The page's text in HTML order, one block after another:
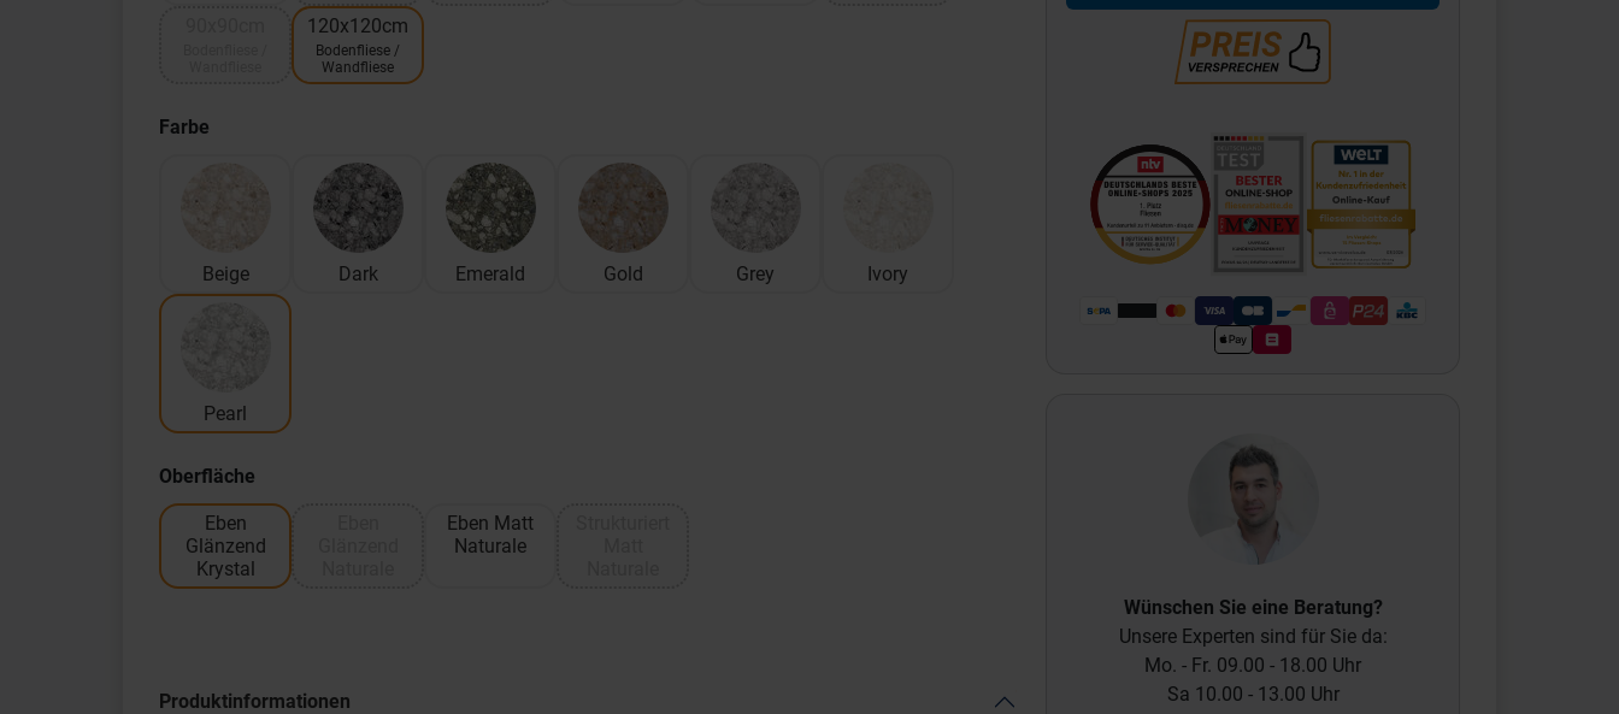
120x120cm
Bodenfliese /
Wandfliese
Farbe
Beige Dark Emerald Gold Grey Ivory
Pearl
Oberfläche
Eben
Glänzend
Krystal
Eben Matt
Naturale
Produktinformationen
Wünschen Sie eine Beratung?
Unsere Experten sind für Sie da:
Mo. - Fr. 09.00 - 18.00 Uhr
Sa 10.00 - 13.00 Uhr